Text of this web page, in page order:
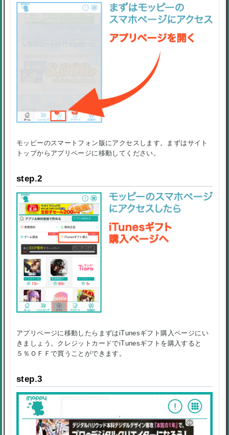
モッピーのスマートフォン版にアクセスします。まずはサイト
トップからアプリページに移動してください。
step.2
アプリページに移動したらまずはiTunesギフト購入ページにい
きましょう。クレジットカードでiTunesギフトを購入すると
５％ＯＦＦで買うことができます。
step.3